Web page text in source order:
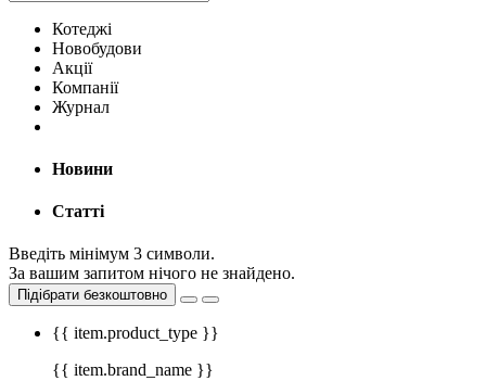
Котеджі
Новобудови
Акції
Компанії
Журнал
Новини
Статті
Введіть мінімум 3 символи.
За вашим запитом нічого не знайдено.
Підібрати безкоштовно
{{ item.product_type }}
{{ item.brand_name }}